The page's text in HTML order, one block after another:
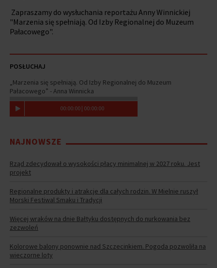
Zapraszamy do wysłuchania reportażu Anny Winnickiej
"Marzenia się spełniają. Od Izby Regionalnej do Muzeum
Pałacowego".
POSŁUCHAJ
„Marzenia się spełniają. Od Izby Regionalnej do Muzeum
Pałacowego” - Anna Winnicka
00:00:00 | 00:00:00
NAJNOWSZE
Rząd zdecydował o wysokości płacy minimalnej w 2027 roku. Jest
projekt
Regionalne produkty i atrakcje dla całych rodzin. W Mielnie ruszył
Morski Festiwal Smaku i Tradycji
Więcej wraków na dnie Bałtyku dostępnych do nurkowania bez
zezwoleń
Kolorowe balony ponownie nad Szczecinkiem. Pogoda pozwoliła na
wieczorne loty